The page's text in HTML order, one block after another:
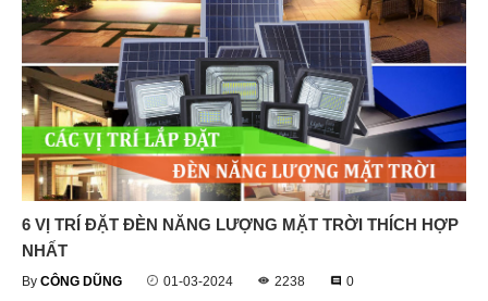
6 VỊ TRÍ ĐẶT ĐÈN NĂNG LƯỢNG MẶT TRỜI THÍCH HỢP
NHẤT
By CÔNG DŨNG 01-03-2024 2238 0